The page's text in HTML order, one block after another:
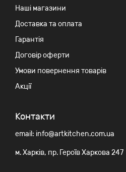
Наші магазини
Доставка та оплата
Гарантія
Договір оферти
Умови повернення товарів
Акції
Контакти
email: info@artkitchen.com.ua
м. Харків, пр. Героїв Харкова 247